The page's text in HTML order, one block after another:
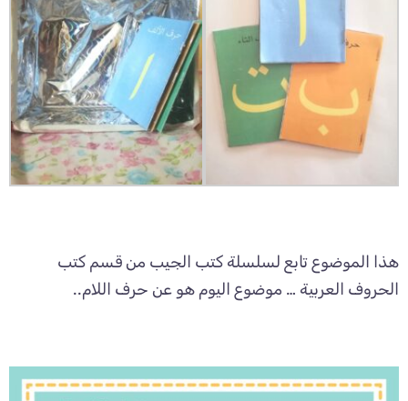
هذا الموضوع تابع لسلسلة كتب الجيب من قسم كتب
الحروف العربية … موضوع اليوم هو عن حرف اللام..